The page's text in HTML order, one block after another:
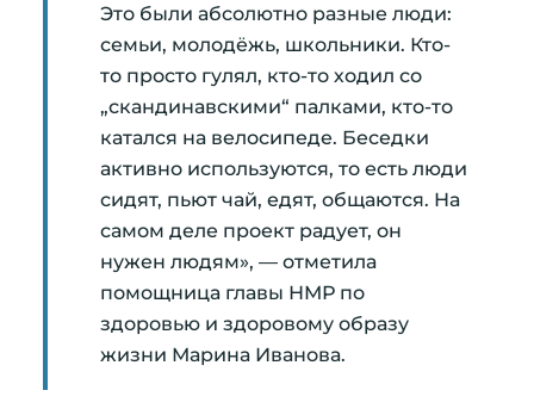
Это были абсолютно разные люди:
семьи, молодёжь, школьники. Кто-
то просто гулял, кто-то ходил со
„скандинавскими“ палками, кто-то
катался на велосипеде. Беседки
активно используются, то есть люди
сидят, пьют чай, едят, общаются. На
самом деле проект радует, он
нужен людям», — отметила
помощница главы НМР по
здоровью и здоровому образу
жизни Марина Иванова.